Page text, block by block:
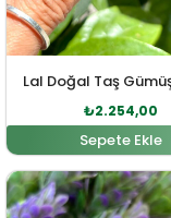
Lal Doğal Taş
₺2.254,00
Sepete Ekle
Orijinal fiyat: